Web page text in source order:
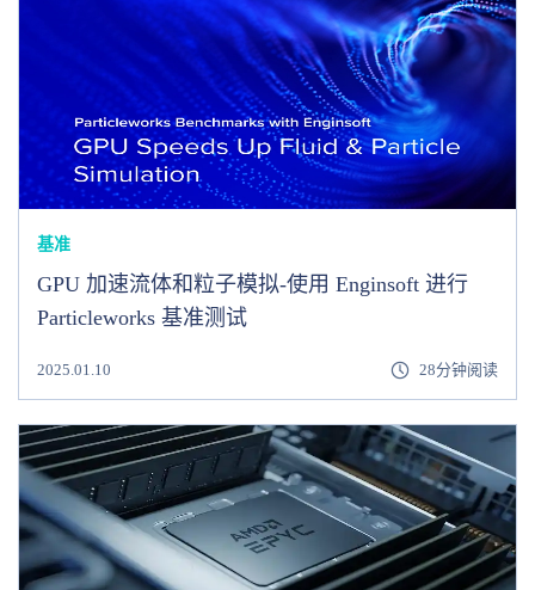
基准
GPU 加速流体和粒子模拟-使用 Enginsoft 进行
Particleworks 基准测试
2025.01.10 28分钟阅读